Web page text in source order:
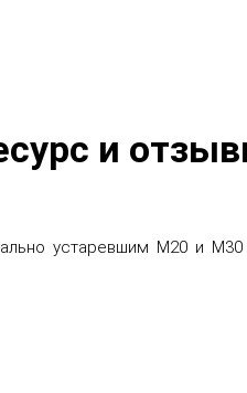
и
устаревшим М20 и